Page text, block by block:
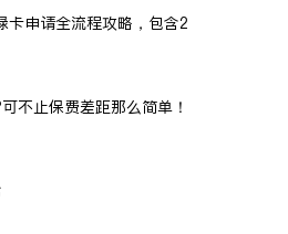
卡申请全流程攻略，包含2
不止保费差距那么简单！